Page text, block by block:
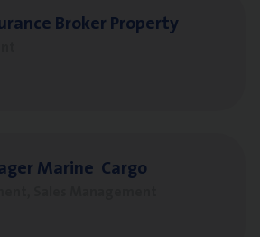
Bro­ker Property
Mari­ne Cargo